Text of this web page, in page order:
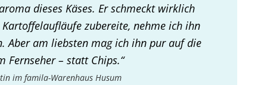
dieses Käses. Er schmeckt wirklich
zubereite, nehme ich ihn
Aber am liebsten mag ich ihn pur auf die
Fernseher – statt Chips.“
im famila-Warenhaus Husum